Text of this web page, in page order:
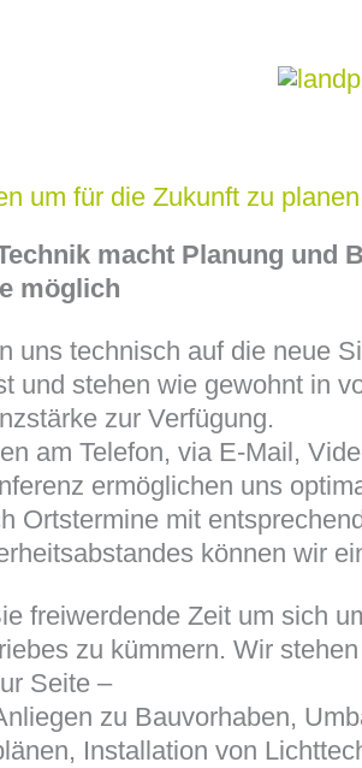
um für die Zukunft zu
macht Planung und
möglich
uns technisch auf die neue
und stehen wie gewohnt in
zur Verfügung.
am Telefon, via E-Mail,
ermöglichen uns
Ortstermine mit
können wir
freiwerdende Zeit um sich
zu kümmern. Wir
Seite –
zu Bauvorhaben,
Installation von